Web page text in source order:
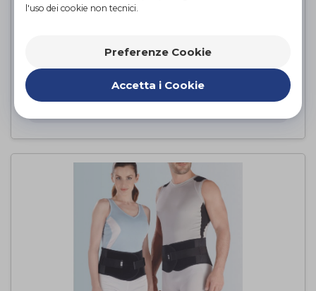
PHYLO 60
di
l'uso dei cookie non tecnici.
Preferenze Cookie
Accetta i Cookie